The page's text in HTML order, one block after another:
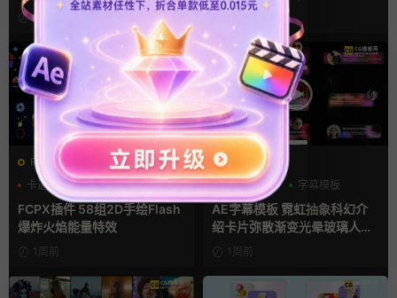
1天前
件
FCPX发生器
卡通模板
图形动画
手绘风
FCPX插件 58组2D手绘Flash
爆炸火焰能量特效
1周前
AE模板
AI
字幕条 字幕模板
AE字幕模板 霓虹抽象科幻介
绍卡片弥散渐变光晕玻璃人名
1周前